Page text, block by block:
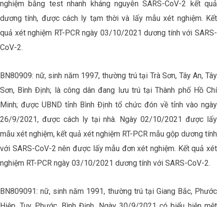
nghiệm bằng test nhanh kháng nguyên SARS-CoV-2 kết quả
dương tính, được cách ly tạm thời và lấy mẫu xét nghiệm. Kết
quả xét nghiệm RT-PCR ngày 03/10/2021 dương tính với SARS-
CoV-2.
BN80909: nữ, sinh năm 1997, thường trú tại Trà Sơn, Tây An, Tây
Sơn, Bình Định; là công dân đang lưu trú tại Thành phố Hồ Chí
Minh; được UBND tỉnh Bình Định tổ chức đón về tỉnh vào ngày
26/9/2021, được cách ly tại nhà. Ngày 02/10/2021 được lấy
mẫu xét nghiệm, kết quả xét nghiệm RT-PCR mẫu gộp dương tính
với SARS-CoV-2 nên được lấy mẫu đơn xét nghiệm. Kết quả xét
nghiệm RT-PCR ngày 03/10/2021 dương tính với SARS-CoV-2.
BN809091: nữ, sinh năm 1991, thường trú tại Giang Bắc, Phước